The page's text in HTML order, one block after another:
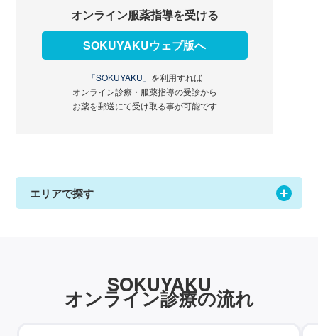
オンライン服薬指導を受ける
SOKUYAKUウェブ版へ
「SOKUYAKU」 を利用すれば
オンライン診療・服薬指導の受診から
お薬を郵送にて受け取る事が可能です
エリアで探す
SOKUYAKU
オンライン診療の流れ